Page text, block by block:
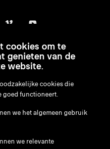
cookies om te
genieten van de
website.
cookies die
goed functioneert.
we het algemeen gebruik
we relevante